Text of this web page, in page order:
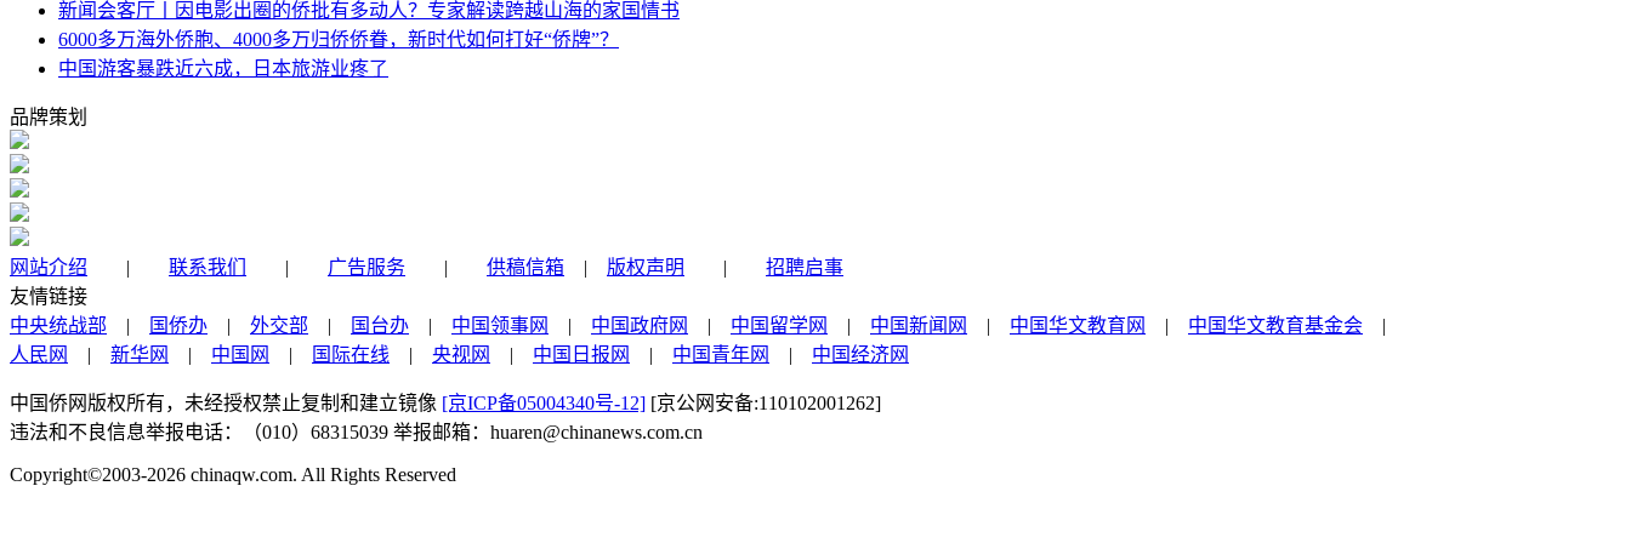
新闻会客厅丨因电影出圈的侨批有多动人？专家解读跨越山海的家国情书
6000多万海外侨胞、4000多万归侨侨眷，新时代如何打好“侨牌”？
中国游客暴跌近六成，日本旅游业疼了
品牌策划
网站介绍 | 联系我们 | 广告服务 | 供稿信箱 | 版权声明 | 招聘启事
友情链接
中央统战部 | 国侨办 | 外交部 | 国台办 | 中国领事网 | 中国政府网 | 中国留学网 | 中国新闻网 | 中国华文教育网 | 中国华文教育基金会 |
人民网
| 新华网 | 中国网 | 国际在线 | 央视网 | 中国日报网 | 中国青年网 | 中国经济网
中国侨网版权所有，未经授权禁止复制和建立镜像 [京ICP备05004340号-12] [京公网安备:110102001262]
违法和不良信息举报电话：（010）68315039 举报邮箱：huaren@chinanews.com.cn
Copyright©2003-2026 chinaqw.com. All Rights Reserved